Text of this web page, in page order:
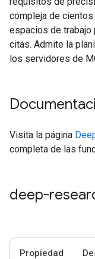
compleja de
espacios de
citas. Admite la
los servidores de
Visita la página
completa de las
deep-
Propiedad